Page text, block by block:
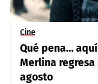
Cine
Qué pena…
Merlina
agosto